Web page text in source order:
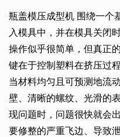
瓶盖模压成型机 围绕一个
入模具中，并在模具关闭
操作似乎很简单，但真正
键在于控制塑料在挤压过
当材料均匀且可预测地流
壁、清晰的螺纹、光滑的
现问题时，问题很快就会
要修整的严重飞边、导致